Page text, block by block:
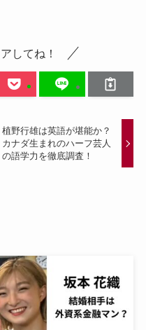
してね！
植野行雄は英語が堪能か？
カナダ生まれのハーフ芸人
の語学力を徹底調査！